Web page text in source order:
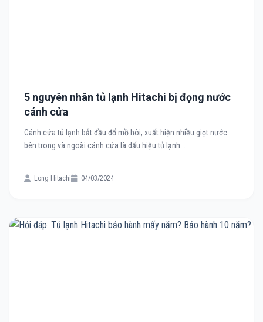
5 nguyên nhân tủ lạnh Hitachi bị đọng nước
cánh cửa
Cánh cửa tủ lạnh bắt đầu đổ mồ hôi, xuất hiện nhiều giọt nước
bên trong và ngoài cánh cửa là dấu hiệu tủ lạnh...
Long Hitachi 04/03/2024